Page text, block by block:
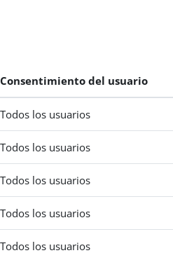
Consentimiento del usuario
Todos los usuarios
Todos los usuarios
Todos los usuarios
Todos los usuarios
Todos los usuarios